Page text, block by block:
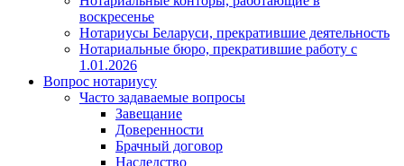
воскресенье
Нотариусы Беларуси, прекратившие деятельность
Нотариальные бюро, прекратившие работу с
1.01.2026
Вопрос нотариусу
Часто задаваемые вопросы
Завещание
Доверенности
Брачный договор
Наследство